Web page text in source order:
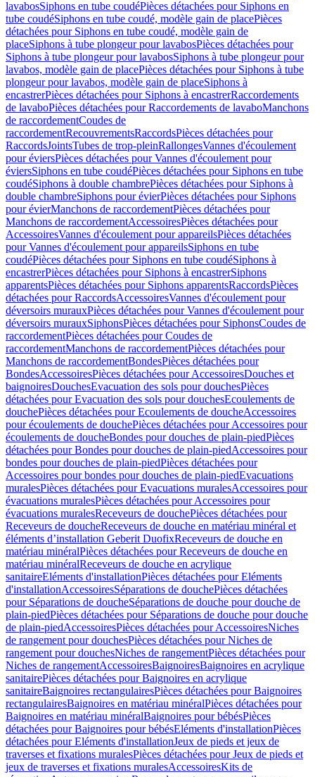
lavabosSiphons en tube coudéPièces détachées pour Siphons en
tube coudéSiphons en tube coudé, modèle gain de placePièces
détachées pour Siphons en tube coudé, modèle gain de
placeSiphons à tube plongeur pour lavabosPièces détachées pour
Siphons à tube plongeur pour lavabosSiphons à tube plongeur pour
lavabos, modèle gain de placePièces détachées pour Siphons à tube
plongeur pour lavabos, modèle gain de placeSiphons à
encastrerPièces détachées pour Siphons à encastrerRaccordements
de lavaboPièces détachées pour Raccordements de lavaboManchons
de raccordementCoudes de
raccordementRecouvrementsRaccordsPièces détachées pour
RaccordsJointsTubes de trop-pleinRallongesVannes d'écoulement
pour éviersPièces détachées pour Vannes d'écoulement pour
éviersSiphons en tube coudéPièces détachées pour Siphons en tube
coudéSiphons à double chambrePièces détachées pour Siphons à
double chambreSiphons pour évierPièces détachées pour Siphons
pour évierManchons de raccordementPièces détachées pour
Manchons de raccordementAccessoiresPièces détachées pour
AccessoiresVannes d'écoulement pour appareilsPièces détachées
pour Vannes d'écoulement pour appareilsSiphons en tube
coudéPièces détachées pour Siphons en tube coudéSiphons à
encastrerPièces détachées pour Siphons à encastrerSiphons
apparentsPièces détachées pour Siphons apparentsRaccordsPièces
détachées pour RaccordsAccessoiresVannes d'écoulement pour
déversoirs murauxPièces détachées pour Vannes d'écoulement pour
déversoirs murauxSiphonsPièces détachées pour SiphonsCoudes de
raccordementPièces détachées pour Coudes de
raccordementManchons de raccordementPièces détachées pour
Manchons de raccordementBondesPièces détachées pour
BondesAccessoiresPièces détachées pour AccessoiresDouches et
baignoiresDouchesEvacuation des sols pour douchesPièces
détachées pour Evacuation des sols pour douchesEcoulements de
douchePièces détachées pour Ecoulements de doucheAccessoires
pour écoulements de douchePièces détachées pour Accessoires pour
écoulements de doucheBondes pour douches de plain-piedPièces
détachées pour Bondes pour douches de plain-piedAccessoires pour
bondes pour douches de plain-piedPièces détachées pour
Accessoires pour bondes pour douches de plain-piedEvacuations
muralesPièces détachées pour Evacuations muralesAccessoires pour
évacuations muralesPièces détachées pour Accessoires pour
évacuations muralesReceveurs de douchePièces détachées pour
Receveurs de doucheReceveurs de douche en matériau minéral et
éléments d’installation Geberit DuofixReceveurs de douche en
matériau minéralPièces détachées pour Receveurs de douche en
matériau minéralReceveurs de douche en acrylique
sanitaireEléments d'installationPièces détachées pour Eléments
d'installationAccessoiresSéparations de douchePièces détachées
pour Séparations de doucheSéparations de douche pour douche de
plain-piedPièces détachées pour Séparations de douche pour douche
de plain-piedAccessoiresPièces détachées pour AccessoiresNiches
de rangement pour douchesPièces détachées pour Niches de
rangement pour douchesNiches de rangementPièces détachées pour
Niches de rangementAccessoiresBaignoiresBaignoires en acrylique
sanitairePièces détachées pour Baignoires en acrylique
sanitaireBaignoires rectangulairesPièces détachées pour Baignoires
rectangulairesBaignoires en matériau minéralPièces détachées pour
Baignoires en matériau minéralBaignoires pour bébésPièces
détachées pour Baignoires pour bébésEléments d'installationPièces
détachées pour Eléments d'installationJeux de pieds et jeux de
traverses et fixations muralesPièces détachées pour Jeux de pieds et
jeux de traverses et fixations muralesAccessoiresKits de